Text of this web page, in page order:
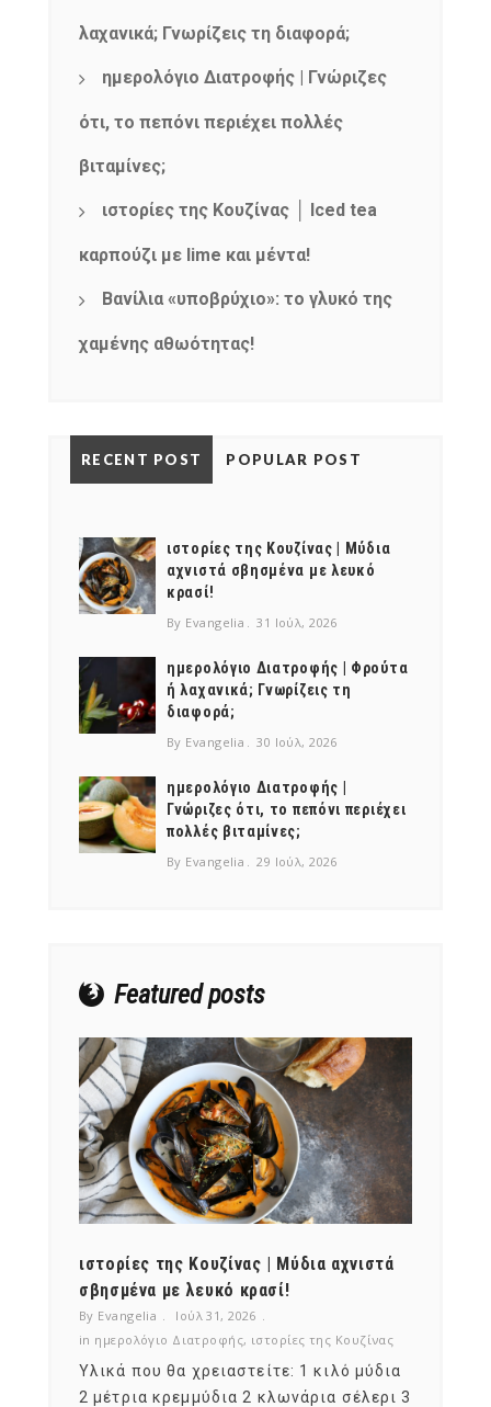
λαχανικά; Γνωρίζεις τη διαφορά;
ημερολόγιο Διατροφής | Γνώριζες
ότι, το πεπόνι περιέχει πολλές
βιταμίνες;
ιστορίες της Κουζίνας │ Iced tea
καρπούζι με lime και μέντα!
Βανίλια «υποβρύχιο»: το γλυκό της
χαμένης αθωότητας!
RECENT POST POPULAR POST
ιστορίες της Κουζίνας | Μύδια
αχνιστά σβησμένα με λευκό
κρασί!
By Evangelia 31 Ιούλ, 2026
ημερολόγιο Διατροφής | Φρούτα
ή λαχανικά; Γνωρίζεις τη
διαφορά;
By Evangelia 30 Ιούλ, 2026
ημερολόγιο Διατροφής |
Γνώριζες ότι, το πεπόνι περιέχει
πολλές βιταμίνες;
By Evangelia 29 Ιούλ, 2026
Featured posts
ιστορίες της Κουζίνας | Μύδια αχνιστά
σβησμένα με λευκό κρασί!
By Evangelia
Ιούλ 31, 2026
in ημερολόγιο Διατροφής, ιστορίες της Κουζίνας
Υλικά που θα χρειαστείτε: 1 κιλό μύδια
2 μέτρια κρεμμύδια 2 κλωνάρια σέλερι 3